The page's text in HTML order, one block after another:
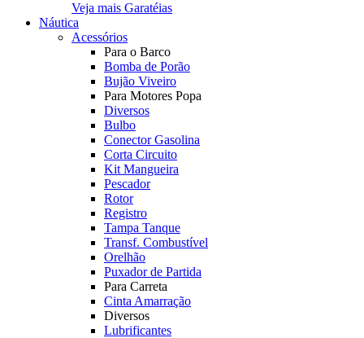
Veja mais Garatéias
Náutica
Acessórios
Para o Barco
Bomba de Porão
Bujão Viveiro
Para Motores Popa
Diversos
Bulbo
Conector Gasolina
Corta Circuito
Kit Mangueira
Pescador
Rotor
Registro
Tampa Tanque
Transf. Combustível
Orelhão
Puxador de Partida
Para Carreta
Cinta Amarração
Diversos
Lubrificantes